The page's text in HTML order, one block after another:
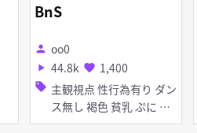
BnS
person oo0
play_arrow 44.8k favorite 1,400
sell 主観視点 性行為有り ダン
ス無し 褐色 貧乳 ぷに く
ぱぁ